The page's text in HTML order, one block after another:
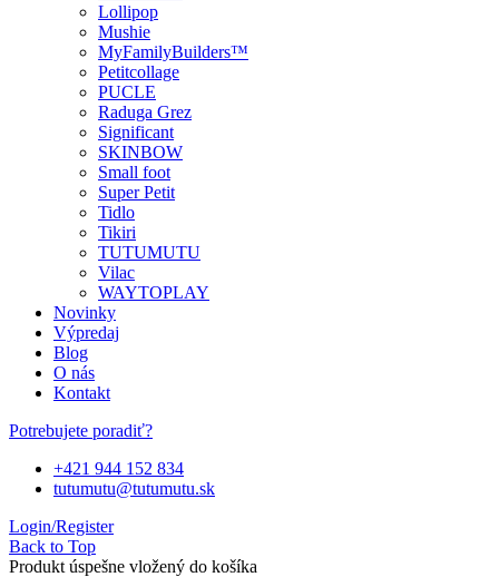
Lollipop
Mushie
MyFamilyBuilders™
Petitcollage
PUCLE
Raduga Grez
Significant
SKINBOW
Small foot
Super Petit
Tidlo
Tikiri
TUTUMUTU
Vilac
WAYTOPLAY
Novinky
Výpredaj
Blog
O nás
Kontakt
Potrebujete poradiť?
+421 944 152 834
tutumutu@tutumutu.sk
Login/Register
Back to Top
Produkt úspešne vložený do košíka